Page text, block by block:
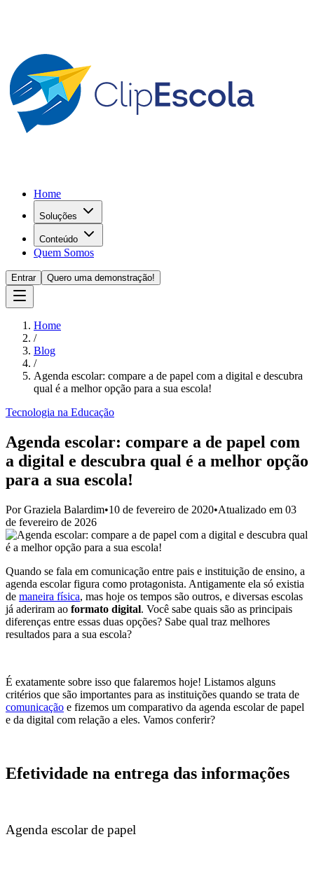
Home
Soluções
Conteúdo
Quem Somos
Entrar Quero uma demonstração!
Home
/
Blog
/
Agenda escolar: compare a de papel com a digital e descubra
qual é a melhor opção para a sua escola!
Tecnologia na Educação
Agenda escolar: compare a de papel com
a digital e descubra qual é a melhor opção
para a sua escola!
PorGraziela Balardim•10 de fevereiro de 2020•Atualizado em 03
de fevereiro de 2026
Quando se fala em comunicação entre pais e instituição de ensino, a
agenda escolar figura como protagonista. Antigamente ela só existia
de maneira física, mas hoje os tempos são outros, e diversas escolas
já aderiram ao formato digital. Você sabe quais são as principais
diferenças entre essas duas opções? Sabe qual traz melhores
resultados para a sua escola?
É exatamente sobre isso que falaremos hoje! Listamos alguns
critérios que são importantes para as instituições quando se trata de
comunicação e fizemos um comparativo da agenda escolar de papel
e da digital com relação a eles. Vamos conferir?
Efetividade na entrega das informações
Agenda escolar de papel